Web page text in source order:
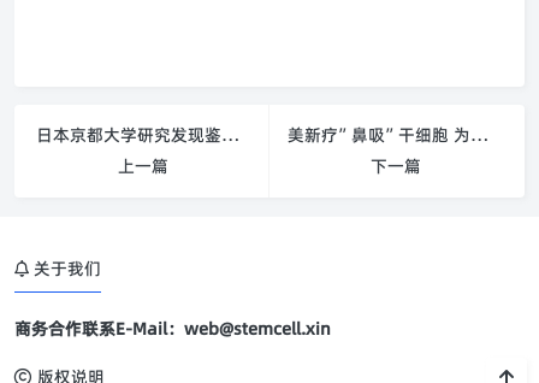
日本京都大学研究发现鉴别干细胞质量标准
上一篇
美新疗”鼻吸”干细胞 为神经疾病治疗带来新希望
下一篇
关于我们
商务合作联系E-Mail：web@stemcell.xin
版权说明